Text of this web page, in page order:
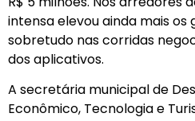
intensa elevou ainda mais os
sobretudo nas corridas
dos aplicativos.
A secretária municipal de
Econômico, Tecnologia e